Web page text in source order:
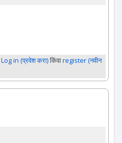
Log in (प्रवेश करा)किंवाregister (नवीन